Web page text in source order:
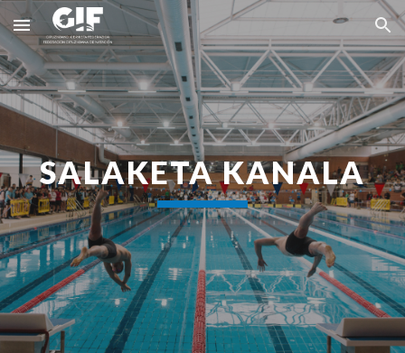
Skip to main content Skip to navigation
SALAKETA KANALA